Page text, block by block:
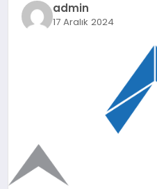
admin
17 Aralık 2024